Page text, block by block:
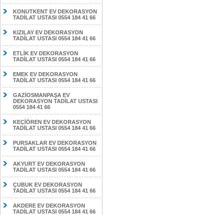
KONUTKENT EV DEKORASYON
TADİLAT USTASI 0554 184 41 66
KIZILAY EV DEKORASYON
TADİLAT USTASI 0554 184 41 66
ETLİK EV DEKORASYON
TADİLAT USTASI 0554 184 41 66
EMEK EV DEKORASYON
TADİLAT USTASI 0554 184 41 66
GAZİOSMANPAŞA EV
DEKORASYON TADİLAT USTASI
0554 184 41 66
KEÇİÖREN EV DEKORASYON
TADİLAT USTASI 0554 184 41 66
PURSAKLAR EV DEKORASYON
TADİLAT USTASI 0554 184 41 66
AKYURT EV DEKORASYON
TADİLAT USTASI 0554 184 41 66
ÇUBUK EV DEKORASYON
TADİLAT USTASI 0554 184 41 66
AKDERE EV DEKORASYON
TADİLAT USTASI 0554 184 41 66